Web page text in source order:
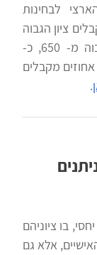
לבחינות
מקבלים ציון הגבוה
מ- 600, כ- 17 אחוזים מקבלים ציון הגבוה מ- 650, כ-
מקבלים ציון הגבוה מ- 700, וכ- 3 אחוזים מקבלים
.
בו ציוניהם
אלא גם